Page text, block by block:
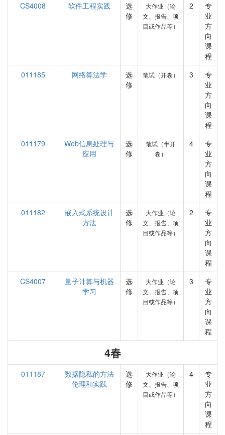
CS4008 软件工程实践
选
修
大作业（论
文、报告、项
目或作品等）
2
专
业
方
向
课
程
011185
网络算法学
选
修
笔试（开卷） 3
专
业
方
向
课
程
011179
Web信息处理与
应用
选
修
笔试（半开
卷）
4
专
业
方
向
课
程
011182
嵌入式系统设计
方法
选
修
大作业（论
文、报告、项
目或作品等）
2
专
业
方
向
课
程
CS4007
量子计算与机器
学习
选
修
大作业（论
文、报告、项
目或作品等）
3
专
业
方
向
课
程
4春
011187
数据隐私的方法
伦理和实践
选
修
大作业（论
文、报告、项
目或作品等）
4
专
业
方
向
课
程